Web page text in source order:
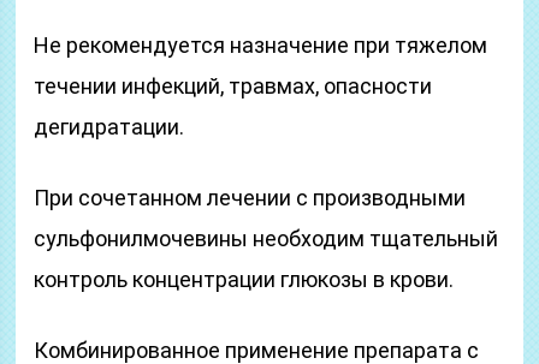
Не рекомендуется назначение при тяжелом
течении инфекций, травмах, опасности
дегидратации.
При сочетанном лечении с производными
сульфонилмочевины необходим тщательный
контроль концентрации глюкозы в крови.
Комбинированное применение препарата с